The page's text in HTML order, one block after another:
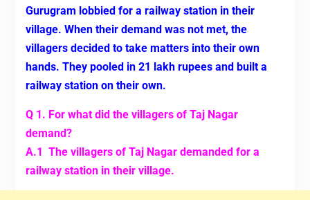
Gurugram lobbied for a railway station in their
village. When their demand was not met, the
villagers decided to take matters into their own
hands. They pooled in 21 lakh rupees and built a
railway station on their own.
Q 1. For what did the villagers of Taj Nagar
demand?
A.1 The villagers of Taj Nagar demanded for a
railway station in their village.